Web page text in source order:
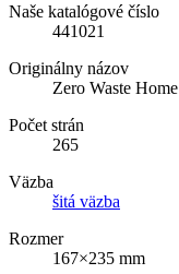
Naše katalógové číslo
441021
Originálny názov
Zero Waste Home
Počet strán
265
Väzba
šitá väzba
Rozmer
167×235 mm